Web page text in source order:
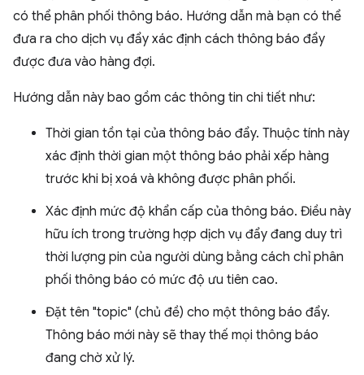
có thể phân phối thông báo. Hướng dẫn mà bạn có thể
đưa ra cho dịch vụ đẩy xác định cách thông báo đẩy
được đưa vào hàng đợi.
Hướng dẫn này bao gồm các thông tin chi tiết như:
Thời gian tồn tại của thông báo đẩy. Thuộc tính này
xác định thời gian một thông báo phải xếp hàng
trước khi bị xoá và không được phân phối.
Xác định mức độ khẩn cấp của thông báo. Điều này
hữu ích trong trường hợp dịch vụ đẩy đang duy trì
thời lượng pin của người dùng bằng cách chỉ phân
phối thông báo có mức độ ưu tiên cao.
Đặt tên "topic" (chủ đề) cho một thông báo đẩy.
Thông báo mới này sẽ thay thế mọi thông báo
đang chờ xử lý.